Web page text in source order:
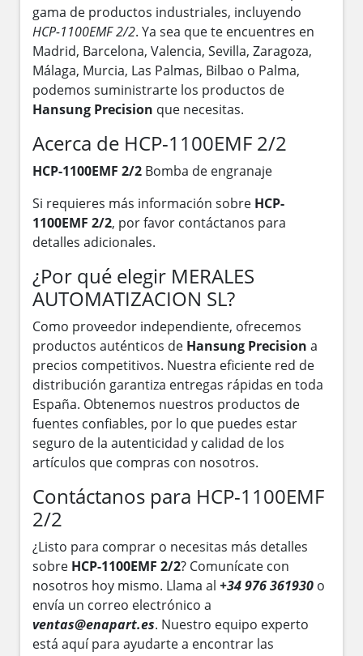
gama de productos industriales, incluyendo
HCP-1100EMF 2/2. Ya sea que te encuentres en
Madrid, Barcelona, Valencia, Sevilla, Zaragoza,
Málaga, Murcia, Las Palmas, Bilbao o Palma,
podemos suministrarte los productos de
Hansung Precision que necesitas.
Acerca de HCP-1100EMF 2/2
HCP-1100EMF 2/2 Bomba de engranaje
Si requieres más información sobre HCP-
1100EMF 2/2, por favor contáctanos para
detalles adicionales.
¿Por qué elegir MERALES
AUTOMATIZACION SL?
Como proveedor independiente, ofrecemos
productos auténticos de Hansung Precision a
precios competitivos. Nuestra eficiente red de
distribución garantiza entregas rápidas en toda
España. Obtenemos nuestros productos de
fuentes confiables, por lo que puedes estar
seguro de la autenticidad y calidad de los
artículos que compras con nosotros.
Contáctanos para HCP-1100EMF
2/2
¿Listo para comprar o necesitas más detalles
sobre HCP-1100EMF 2/2? Comunícate con
nosotros hoy mismo. Llama al +34 976 361930 o
envía un correo electrónico a
ventas@enapart.es. Nuestro equipo experto
está aquí para ayudarte a encontrar las